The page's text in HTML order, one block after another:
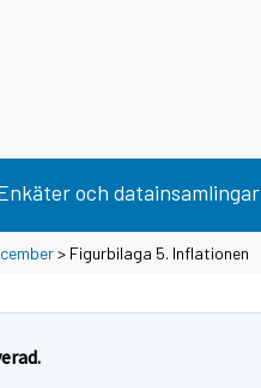
och datainsamlingar
> Figurbilaga 5. Inflationen